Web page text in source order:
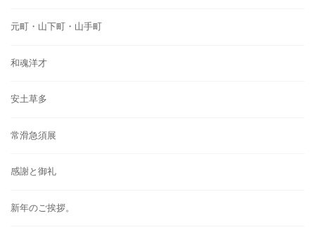
元町・山下町・山手町
和魂洋才
安土草多
常滑急須展
感謝と御礼
新年のご挨拶。